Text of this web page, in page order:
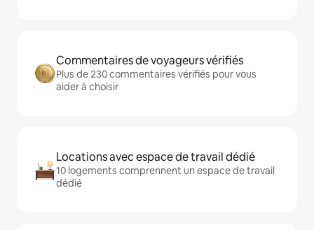
Commentaires de voyageurs vérifiés
Plus de 230 commentaires vérifiés pour vous
aider à choisir
Locations avec espace de travail dédié
10 logements comprennent un espace de travail
dédié